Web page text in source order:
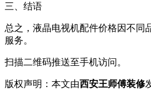
三、结语
总之，液晶电视机配件价格因不同
服务。
扫描二维码推送至手机访问。
版权声明：本文由西安王师傅装修